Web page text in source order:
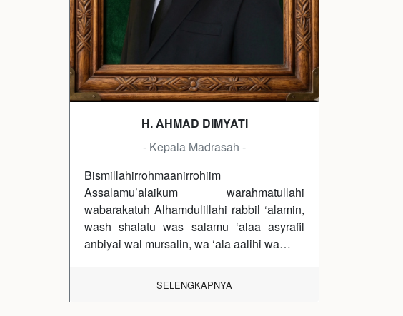
H. AHMAD DIMYATI
- Kepala Madrasah -
Bismillahirrohmaanirrohiim
Assalamu’alaikum warahmatullahi
wabarakatuh Alhamdulillahi rabbil ‘alamin,
wash shalatu was salamu ‘alaa asyrafil
anbiyai wal mursalin, wa ‘ala aalihi wa…
SELENGKAPNYA